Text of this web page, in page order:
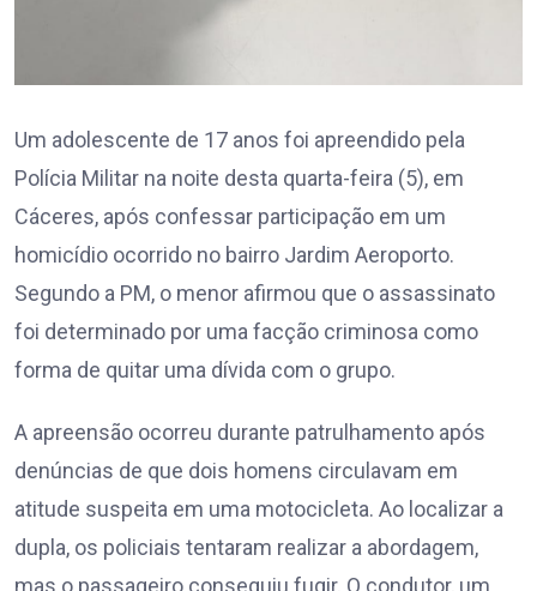
Um adolescente de 17 anos foi apreendido pela
Polícia Militar na noite desta quarta-feira (5), em
Cáceres, após confessar participação em um
homicídio ocorrido no bairro Jardim Aeroporto.
Segundo a PM, o menor afirmou que o assassinato
foi determinado por uma facção criminosa como
forma de quitar uma dívida com o grupo.
A apreensão ocorreu durante patrulhamento após
denúncias de que dois homens circulavam em
atitude suspeita em uma motocicleta. Ao localizar a
dupla, os policiais tentaram realizar a abordagem,
mas o passageiro conseguiu fugir. O condutor, um